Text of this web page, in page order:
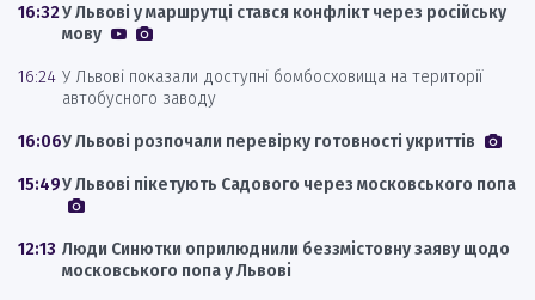
16:32У Львові у маршрутці стався конфлікт через російську
мову
16:24 У Львові показали доступні бомбосховища на території
автобусного заводу
16:06У Львові розпочали перевірку готовності укриттів
15:49У Львові пікетують Садового через московського попа
12:13 Люди Синютки оприлюднили беззмістовну заяву щодо
московського попа у Львові